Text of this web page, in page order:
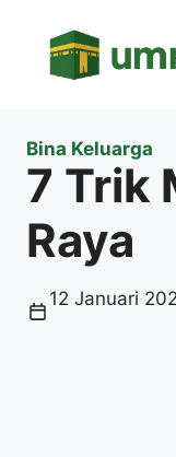
Bina Keluarga
7 Trik
Raya
12 Januari